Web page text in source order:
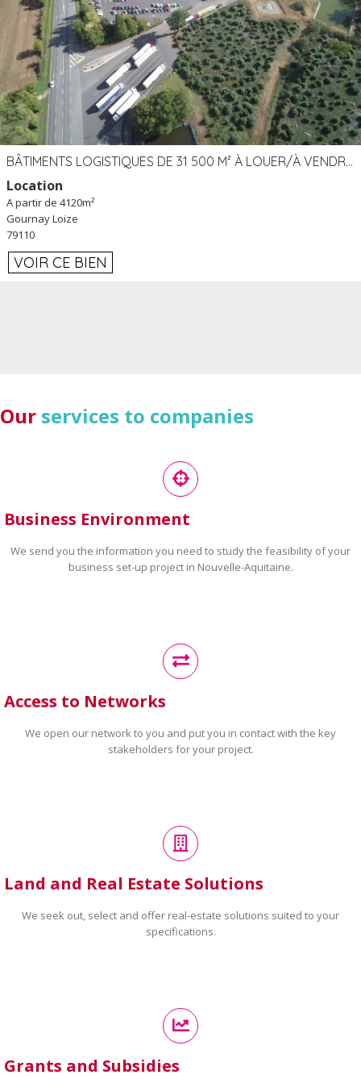
BÂTIMENTS LOGISTIQUES DE 31 500 M² À LOUER/À VENDRE SUR UN SITE DE 17 HA (79)
Location
A partir de 4120m²
Gournay Loize
79110
VOIR CE BIEN
Our services to companies
Business Environment
We send you the information you need to study the feasibility of your
business set-up project in Nouvelle-Aquitaine.
Access to Networks
We open our network to you and put you in contact with the key
stakeholders for your project.
Land and Real Estate Solutions
We seek out, select and offer real-estate solutions suited to your
specifications.
Grants and Subsidies